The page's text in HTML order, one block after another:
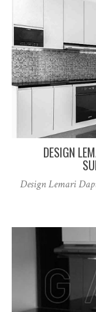
DESIGN
Design Lemari